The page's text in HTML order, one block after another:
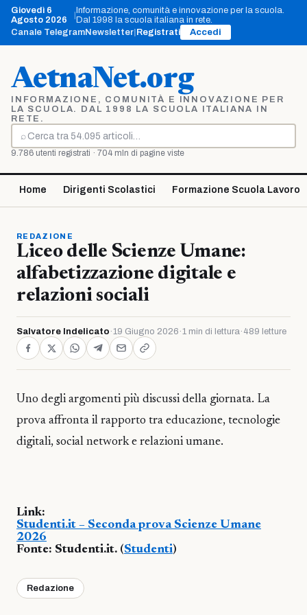
Vai
contenuto
Giovedì 6
Agosto 2026
Informazione, comunità e innovazione per la scuola.
Dal 1998 la scuola italiana in rete.
Canale TelegramNewsletter Registrati Accedi
AetnaNet.org
INFORMAZIONE, COMUNITÀ E INNOVAZIONE PER
LA SCUOLA. DAL 1998 LA SCUOLA ITALIANA IN
RETE.
⌕
Cerca
9.786 utenti registrati · 704 mln di pagine viste
Home Dirigenti Scolastici Formazione Scuola Lavoro
REDAZIONE
Liceo delle Scienze Umane:
alfabetizzazione digitale e
relazioni sociali
Salvatore Indelicato ·19 Giugno 2026 ·1 min di lettura· 489 letture
Uno degli argomenti più discussi della giornata. La
prova affronta il rapporto tra educazione, tecnologie
digitali, social network e relazioni umane.
Link:
Studenti.it – Seconda prova Scienze Umane
2026
Fonte: Studenti.it. (Studenti)
Redazione